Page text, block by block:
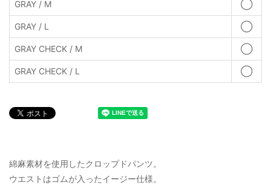
GRAY / M ◯
GRAY / L ◯
GRAY CHECK / M ◯
GRAY CHECK / L ◯
綿麻素材を使用したクロップドパンツ。
ウエストはゴムが入ったイージー仕様。